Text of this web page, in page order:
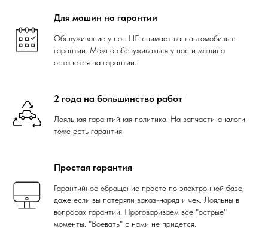
Для машин на гарантии
Обслуживание у нас НЕ снимает ваш автомобиль с
гарантии. Можно обслуживаться у нас и машина
останется на гарантии.
2 года на большинство работ
Лояльная гарантийная политика. На запчасти-аналоги
тоже есть гарантия.
Простая гарантия
Гарантийное обращение просто по электронной базе,
даже если вы потеряли заказ-наряд и чек. Лояльны в
вопросах гарантии. Проговариваем все "острые"
моменты. "Воевать" с нами не придется.